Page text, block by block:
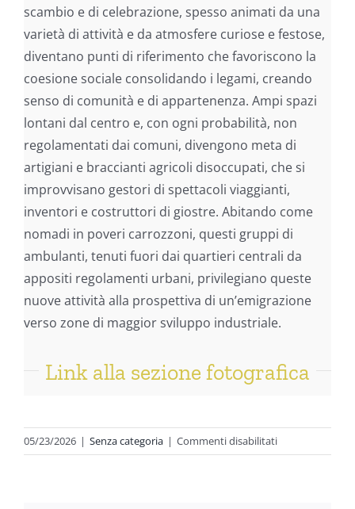
scambio e di celebrazione, spesso animati da una
varietà di attività e da atmosfere curiose e festose,
diventano punti di riferimento che favoriscono la
coesione sociale consolidando i legami, creando
senso di comunità e di appartenenza. Ampi spazi
lontani dal centro e, con ogni probabilità, non
regolamentati dai comuni, divengono meta di
artigiani e braccianti agricoli disoccupati, che si
improvvisano gestori di spettacoli viaggianti,
inventori e costruttori di giostre. Abitando come
nomadi in poveri carrozzoni, questi gruppi di
ambulanti, tenuti fuori dai quartieri centrali da
appositi regolamenti urbani, privilegiano queste
nuove attività alla prospettiva di un’emigrazione
verso zone di maggior sviluppo industriale.
Link alla sezione fotografica
05/23/2026 | Senza categoria | Commenti disabilitatisu
ACROBATI,